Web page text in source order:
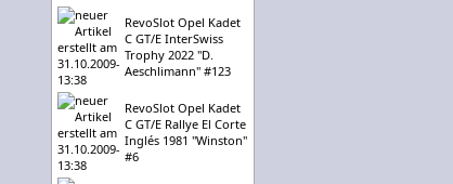
RevoSlot Opel Kadet
C GT/E InterSwiss
Trophy 2022 "D.
Aeschlimann" #123
RevoSlot Opel Kadet
C GT/E Rallye El Corte
Inglés 1981 "Winston"
#6